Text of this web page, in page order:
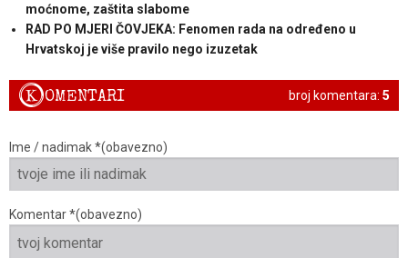
moćnome, zaštita slabome
RAD PO MJERI ČOVJEKA: Fenomen rada na određeno u
Hrvatskoj je više pravilo nego izuzetak
broj komentara: 5
KOMENTARI
Ime / nadimak *(obavezno)
Komentar *(obavezno)